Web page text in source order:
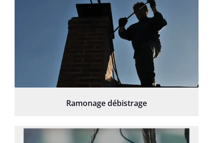
Ramonage débistrage